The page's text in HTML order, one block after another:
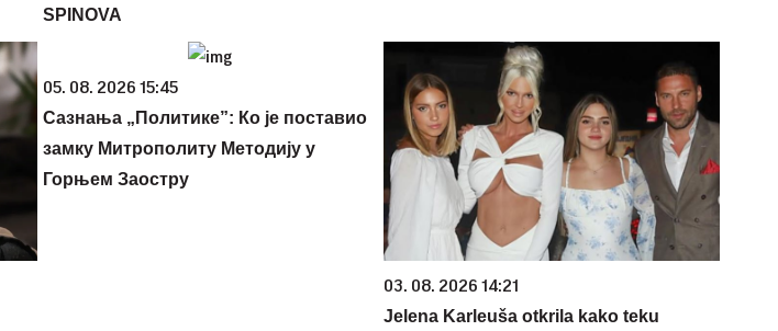
SPINOVA
05. 08. 2026 15:45
Сазнања „Политике”: Ко је поставио
замку Митрополиту Методију у
Горњем Заостру
03. 08. 2026 14:21
Jelena Karleuša otkrila kako teku